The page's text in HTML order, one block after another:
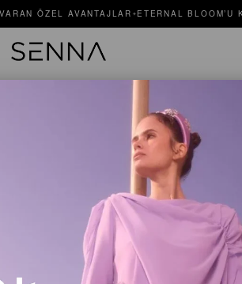
ÖZEL AVANTAJLAR ✦ ETERNAL BLOOM’U
PEONY
Stok Kodu
$500.00
Turkuaz